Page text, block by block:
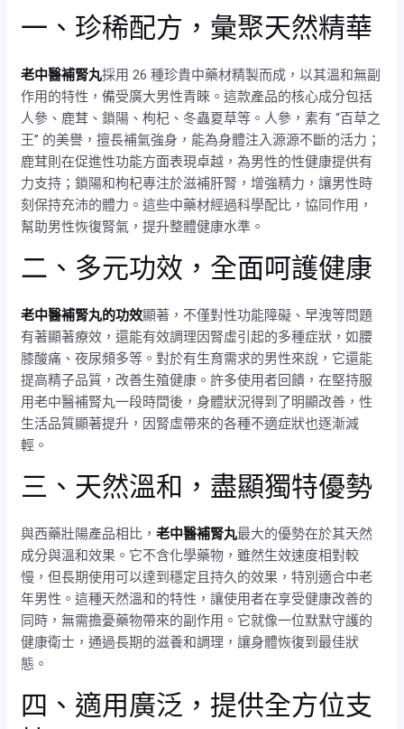
一、珍稀配方，彙聚天然精華
老中醫補腎丸採用 26 種珍貴中藥材精製而成，以其溫和無副
作用的特性，備受廣大男性青睞。這款產品的核心成分包括
人參、鹿茸、鎖陽、枸杞、冬蟲夏草等。人參，素有 “百草之
王” 的美譽，擅長補氣強身，能為身體注入源源不斷的活力；
鹿茸則在促進性功能方面表現卓越，為男性的性健康提供有
力支持；鎖陽和枸杞專注於滋補肝腎，增強精力，讓男性時
刻保持充沛的體力。這些中藥材經過科學配比，協同作用，
幫助男性恢復腎氣，提升整體健康水準。
二、多元功效，全面呵護健康
老中醫補腎丸的功效顯著，不僅對性功能障礙、早洩等問題
有著顯著療效，還能有效調理因腎虛引起的多種症狀，如腰
膝酸痛、夜尿頻多等。對於有生育需求的男性來說，它還能
提高精子品質，改善生殖健康。許多使用者回饋，在堅持服
用老中醫補腎丸一段時間後，身體狀況得到了明顯改善，性
生活品質顯著提升，因腎虛帶來的各種不適症狀也逐漸減
輕。
三、天然溫和，盡顯獨特優勢
與西藥壯陽產品相比，老中醫補腎丸最大的優勢在於其天然
成分與溫和效果。它不含化學藥物，雖然生效速度相對較
慢，但長期使用可以達到穩定且持久的效果，特別適合中老
年男性。這種天然溫和的特性，讓使用者在享受健康改善的
同時，無需擔憂藥物帶來的副作用。它就像一位默默守護的
健康衛士，通過長期的滋養和調理，讓身體恢復到最佳狀
態。
四、適用廣泛，提供全方位支